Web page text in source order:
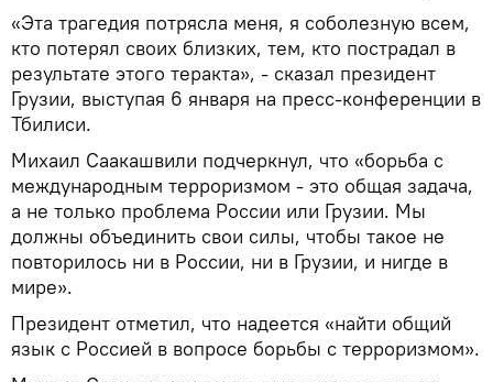
«Эта трагедия потрясла меня, я соболезную всем,
кто потерял своих близких, тем, кто пострадал в
результате этого теракта», - сказал президент
Грузии, выступая 6 января на пресс-конференции в
Тбилиси.
Михаил Саакашвили подчеркнул, что «борьба с
международным терроризмом - это общая задача,
а не только проблема России или Грузии. Мы
должны объединить свои силы, чтобы такое не
повторилось ни в России, ни в Грузии, и нигде в
мире».
Президент отметил, что надеется «найти общий
язык с Россией в вопросе борьбы с терроризмом».